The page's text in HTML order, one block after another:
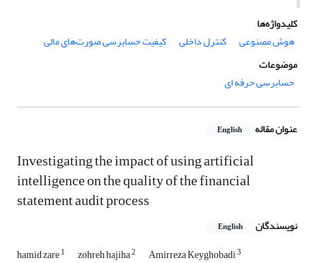
کلیدواژه‌ها
هوش مصنوعی
کنترل داخلی
کیفیت حسابرسی صورت‌های مالی
موضوعات
حسابرسی حرفه ای
عنوان مقاله English
Investigating the impact of using artificial
intelligence on the quality of the financial
statement audit process
نویسندگان English
hamid zare1 zohreh hajiha2 Amirreza Keyghobadi3